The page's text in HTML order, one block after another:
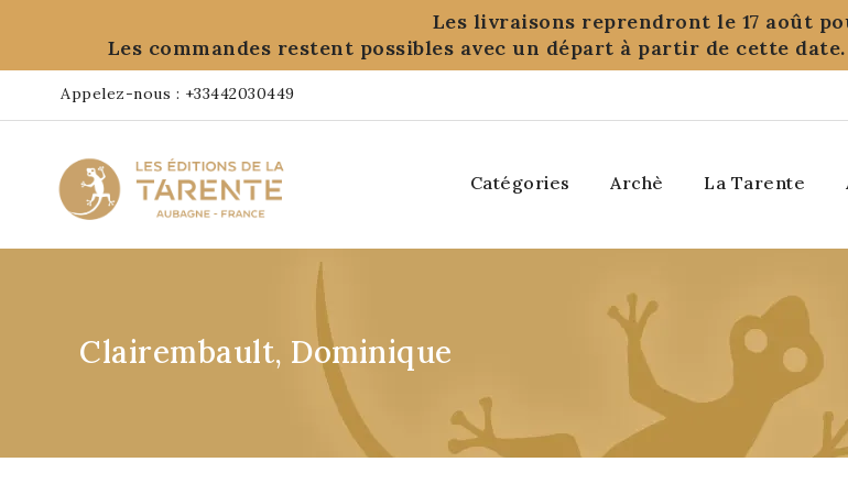
Les livraisons reprendront le 17 août
Les commandes restent possibles avec un départ à partir de cette
Appelez-nous : +33442030449
Catégories Archè La Tarente
Clairembault, Dominique